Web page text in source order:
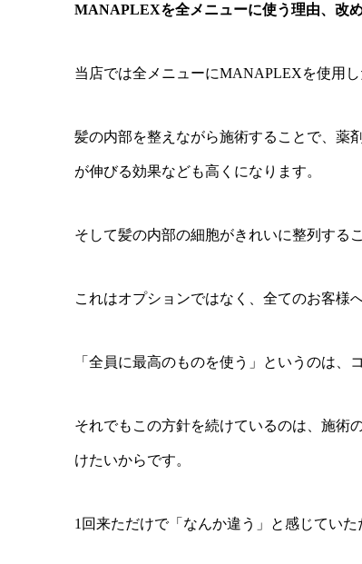
MANAPLEXを全メニューに使う理由、改
当店では全メニューにMANAPLEXを使用し
髪の内部を整えながら施術することで、薬
が伸びる効果なども高くになります。
そして髪の内部の細胞がきれいに整列する
これはオプションではなく、全てのお客様
「全員に最高のものを使う」というのは、
それでもこの方針を続けているのは、施術
けたいからです。
1回来ただけで「なんか違う」と感じていた